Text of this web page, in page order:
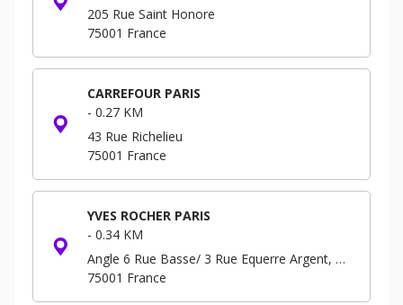
205 Rue Saint Honore
75001 France
CARREFOUR PARIS
- 0.27 KM
43 Rue Richelieu
75001 France
YVES ROCHER PARIS
- 0.34 KM
Angle 6 Rue Basse/ 3 Rue Equerre Argent, Forum - Niveau -3 B.P. 293
75001 France